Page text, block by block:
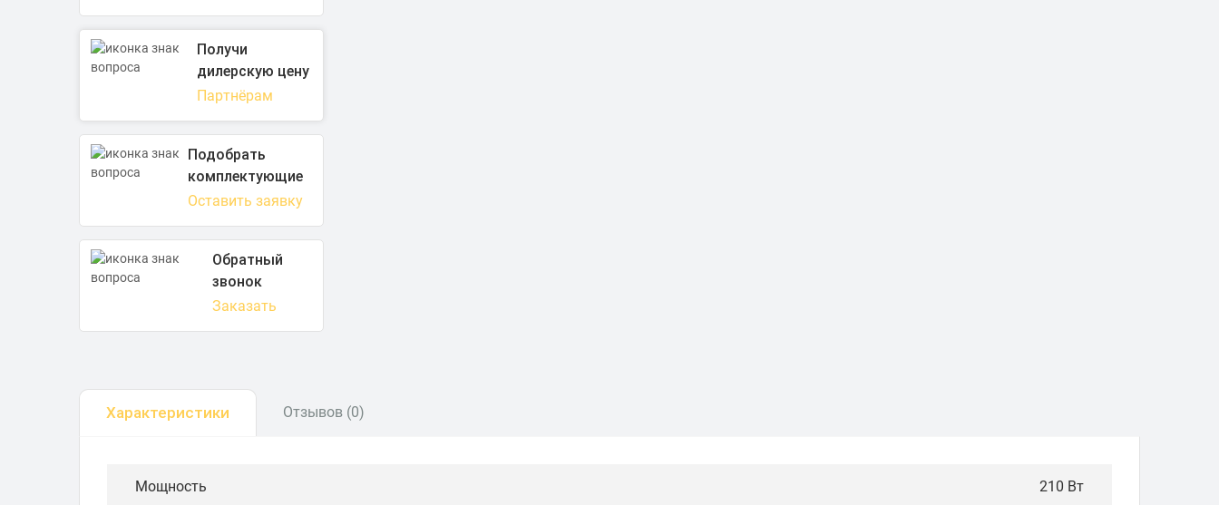
Получи
дилерскую цену
Партнёрам
Подобрать
комплектующие
Оставить заявку
Обратный
звонок
Заказать
Характеристики Отзывов (0)
Мощность 210 Вт